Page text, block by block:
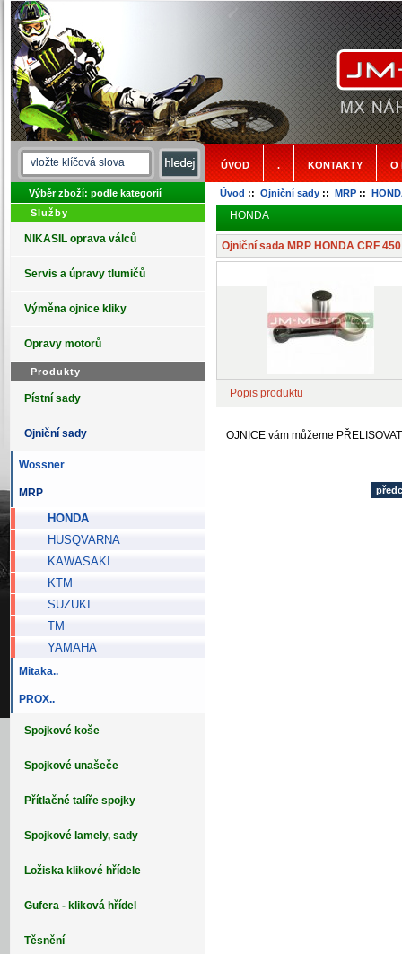
ÚVOD . KONTAKTY O
Výběr zboží: podle kategorií
Služby
NIKASIL oprava válců
Servis a úpravy tlumičů
Výměna ojnice kliky
Opravy motorů
Produkty
Pístní sady
Ojniční sady
Wossner
MRP
HONDA
HUSQVARNA
KAWASAKI
KTM
SUZUKI
TM
YAMAHA
Mitaka..
PROX..
Spojkové koše
Spojkové unašeče
Přítlačné talíře spojky
Spojkové lamely, sady
Ložiska klikové hřídele
Gufera - kliková hřídel
Těsnění
Úvod :: Ojniční sady:: MRP::
HONDA
Ojniční sada MRP HONDA CRF
Popis produktu
OJNICE vám můžeme